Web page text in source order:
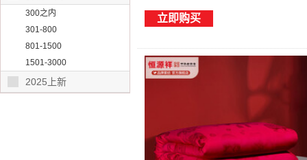
300之内
301-800
801-1500
1501-3000
2025上新
立即购买